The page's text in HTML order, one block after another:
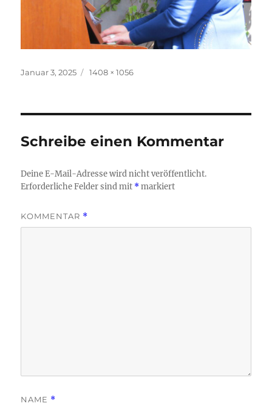
Veröffentlicht
Januar 3, 2025 Originalgröße
1408 × 1056
Schreibe einen Kommentar
Deine E-Mail-Adresse wird nicht veröffentlicht.
Erforderliche Felder sind mit *markiert
KOMMENTAR *
NAME *